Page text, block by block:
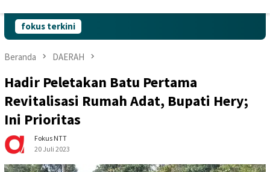
fokus terkini
Beranda DAERAH
Hadir Peletakan Batu Pertama
Revitalisasi Rumah Adat, Bupati Hery;
Ini Prioritas
Fokus NTT
20 Juli 2023